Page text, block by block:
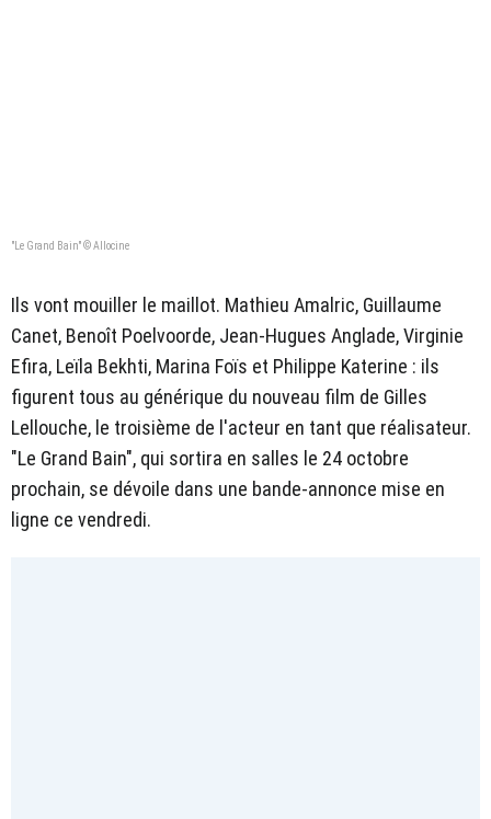
"Le Grand Bain" © Allocine
Ils vont mouiller le maillot. Mathieu Amalric, Guillaume
Canet, Benoît Poelvoorde, Jean-Hugues Anglade, Virginie
Efira, Leïla Bekhti, Marina Foïs et Philippe Katerine : ils
figurent tous au générique du nouveau film de Gilles
Lellouche, le troisième de l'acteur en tant que réalisateur.
"Le Grand Bain", qui sortira en salles le 24 octobre
prochain, se dévoile dans une bande-annonce mise en
ligne ce vendredi.